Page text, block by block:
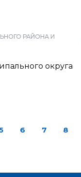
РАЙОНА И
округа
6 7 8